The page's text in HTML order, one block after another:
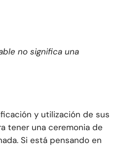
no significa una
y utilización de sus
tener una ceremonia de
Si está pensando en